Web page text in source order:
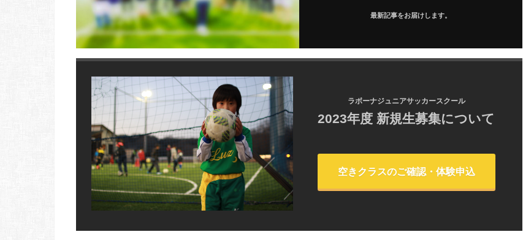
最新記事をお届けします。
ラボーナジュニアサッカースクール
2023年度 新規生募集について
空きクラスのご確認・体験申込